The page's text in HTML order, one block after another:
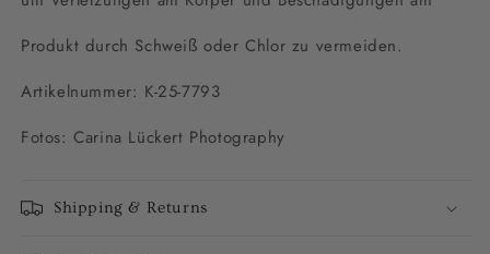
Produkt durch Schweiß oder Chlor zu vermeiden.
Artikelnummer: K-25-7793
Fotos: Carina Lückert Photography
Shipping & Returns